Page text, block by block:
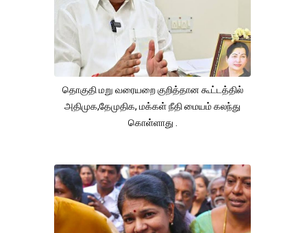
தொகுதி மறு வரையறை குறித்தான கூட்டத்தில்
அதிமுக,தேமுதிக, மக்கள் நீதி மையம் கலந்து
கொள்ளாது .